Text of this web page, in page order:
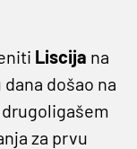
Liscija na
došao na
za prvu